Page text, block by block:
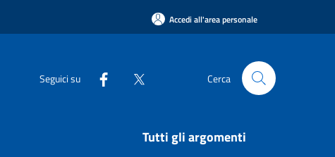
Accedi all'area personale
Seguici su Cerca
Tutti gli argomenti